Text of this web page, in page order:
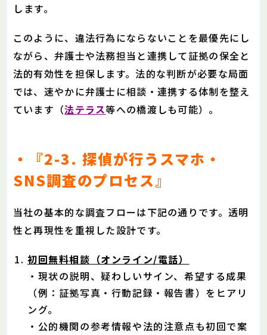
します。
このように、違法行為にならないことを最優先にし
ながら、弁護士や法務担当と連携して証拠の保全と
法的有効性を担保します。法的な判断が必要な局面
では、速やかに弁護士に相談・連携する体制を整え
ています（法テラス等への橋渡しも可能）。
・『2-3. 探偵が行うスマホ・
SNS調査のプロセス』
当社の基本的な調査フローは下記の通りです。透明
性と再現性を重視した設計です。
初回無料相談（オンライン/電話）
・現状の説明、疑わしいサイン、希望する成果
（例：証拠写真・行動記録・報告書）をヒアリ
ング。
・公的機関の参考情報や法的注意点も初回で案